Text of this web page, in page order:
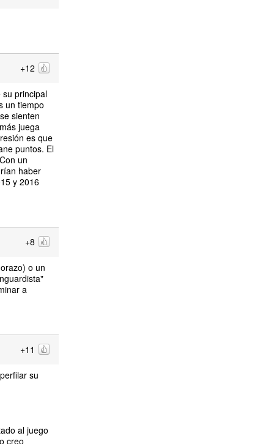
+12
principal
un tiempo
sienten
juega
es que
puntos. El
un
haber
y 2016
+8
o un
a
+11
su
al juego
creo